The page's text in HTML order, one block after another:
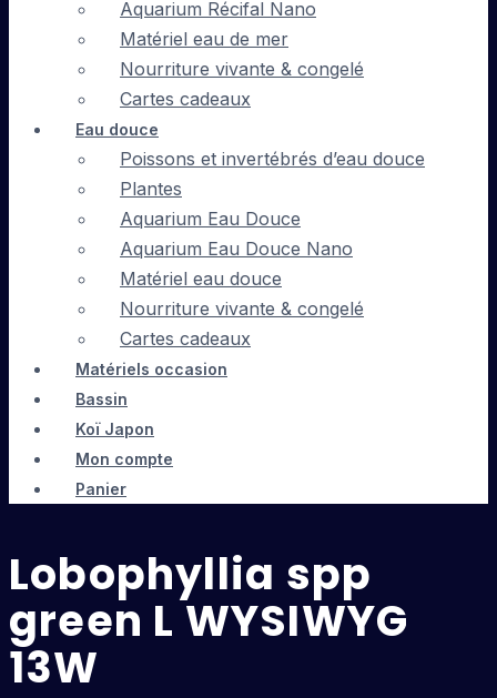
Aquarium Récifal Nano
Matériel eau de mer
Nourriture vivante & congelé
Cartes cadeaux
Eau douce
Poissons et invertébrés d’eau douce
Plantes
Aquarium Eau Douce
Aquarium Eau Douce Nano
Matériel eau douce
Nourriture vivante & congelé
Cartes cadeaux
Matériels occasion
Bassin
Koï Japon
Mon compte
Panier
Lobophyllia spp
green L WYSIWYG
13W